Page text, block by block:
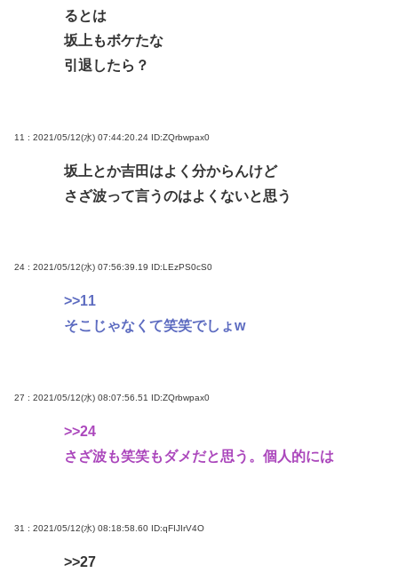
るとは
坂上もボケたな
引退したら？
11 : 2021/05/12(水) 07:44:20.24 ID:ZQrbwpax0
坂上とか吉田はよく分からんけど
さざ波って言うのはよくないと思う
24 : 2021/05/12(水) 07:56:39.19 ID:LEzPS0cS0
>>11
そこじゃなくて笑笑でしょw
27 : 2021/05/12(水) 08:07:56.51 ID:ZQrbwpax0
>>24
さざ波も笑笑もダメだと思う。個人的には
31 : 2021/05/12(水) 08:18:58.60 ID:qFIJIrV4O
>>27